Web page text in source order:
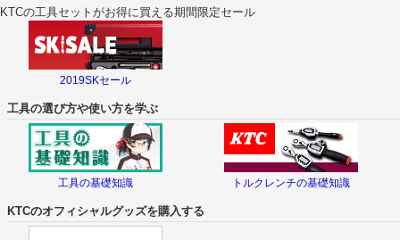
KTCの工具セットがお得に買える期間限定セール
2019SKセール
工具の選び方や使い方を学ぶ
工具の基礎知識 トルクレンチの基礎知識
KTCのオフィシャルグッズを購入する